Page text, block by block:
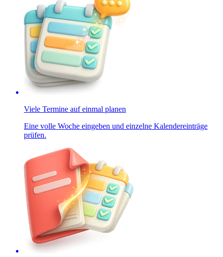
Viele Termine auf einmal planen
Eine volle Woche eingeben und einzelne Kalendereinträge
prüfen.